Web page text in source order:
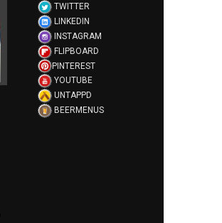
TWITTER
LINKEDIN
INSTAGRAM
FLIPBOARD
PINTEREST
YOUTUBE
UNTAPPD
BEERMENUS